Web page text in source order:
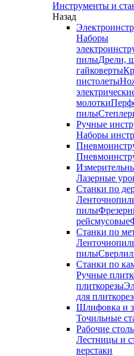
Инструменты и
Назад
Наборы
пилыДрели,
гайковерты
пистолеты
молотки
пилы
Ручные
Наборы
Лазерные
Станки по
пилы
рейсмусовые
Станки по
пилы
Станки по
Ручные
плиткорезы
для
Шлифовка и
Точильные
Рабочие
Лестницы и
верстаки